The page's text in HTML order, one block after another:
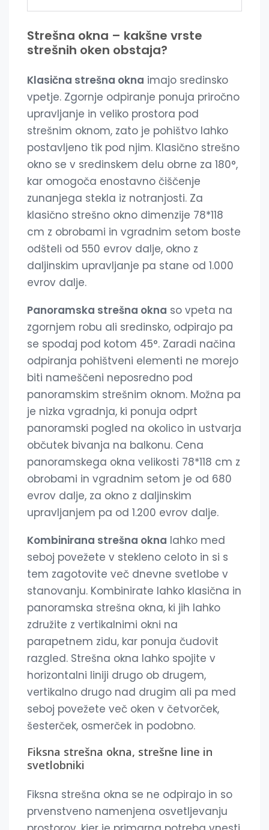
Strešna okna – kakšne vrste
strešnih oken obstaja?
Klasična strešna okna imajo sredinsko
vpetje. Zgornje odpiranje ponuja priročno
upravljanje in veliko prostora pod
strešnim oknom, zato je pohištvo lahko
postavljeno tik pod njim. Klasično strešno
okno se v sredinskem delu obrne za 180°,
kar omogoča enostavno čiščenje
zunanjega stekla iz notranjosti. Za
klasično strešno okno dimenzije 78*118
cm z obrobami in vgradnim setom boste
odšteli od 550 evrov dalje, okno z
daljinskim upravljanje pa stane od 1.000
evrov dalje.
Panoramska strešna okna so vpeta na
zgornjem robu ali sredinsko, odpirajo pa
se spodaj pod kotom 45°. Zaradi načina
odpiranja pohištveni elementi ne morejo
biti nameščeni neposredno pod
panoramskim strešnim oknom. Možna pa
je nizka vgradnja, ki ponuja odprt
panoramski pogled na okolico in ustvarja
občutek bivanja na balkonu. Cena
panoramskega okna velikosti 78*118 cm z
obrobami in vgradnim setom je od 680
evrov dalje, za okno z daljinskim
upravljanjem pa od 1.200 evrov dalje.
Kombinirana strešna okna lahko med
seboj povežete v stekleno celoto in si s
tem zagotovite več dnevne svetlobe v
stanovanju. Kombinirate lahko klasična in
panoramska strešna okna, ki jih lahko
združite z vertikalnimi okni na
parapetnem zidu, kar ponuja čudovit
razgled. Strešna okna lahko spojite v
horizontalni liniji drugo ob drugem,
vertikalno drugo nad drugim ali pa med
seboj povežete več oken v četvorček,
šesterček, osmerček in podobno.
Fiksna strešna okna, strešne line in
svetlobniki
Fiksna strešna okna se ne odpirajo in so
prvenstveno namenjena osvetljevanju